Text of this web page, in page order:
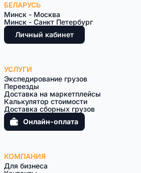
БЕЛАРУСЬ
Минск - Москва
Минск - Санкт Петербург
Личный кабинет
УСЛУГИ
Экспедирование грузов
Переезды
Доставка на маркетплейсы
Калькулятор стоимости
Доставка сборных грузов
Онлайн-оплата
КОМПАНИЯ
Для бизнеса